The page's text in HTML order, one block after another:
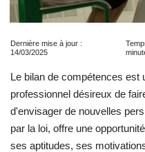
Dernière mise à jour :
14/03/2025
Le bilan de compétences est
professionnel désireux de
d'envisager de nouvelles
par la loi, offre une
ses aptitudes, ses